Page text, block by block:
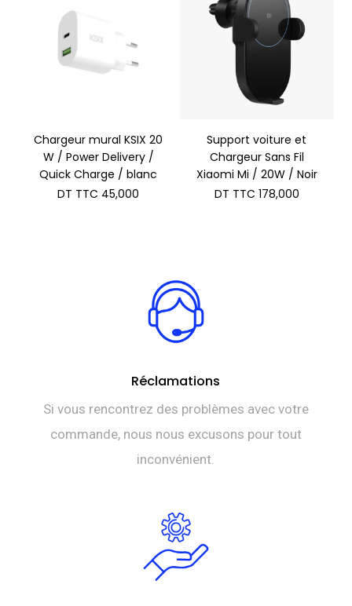
Chargeur mural KSIX 20
W / Power Delivery /
Quick Charge / blanc
DT TTC 45,000
Support voiture et
Chargeur Sans Fil
Xiaomi Mi / 20W / Noir
DT TTC 178,000
Réclamations
Si vous rencontrez des problèmes avec votre
commande, nous nous excusons pour tout
inconvénient.